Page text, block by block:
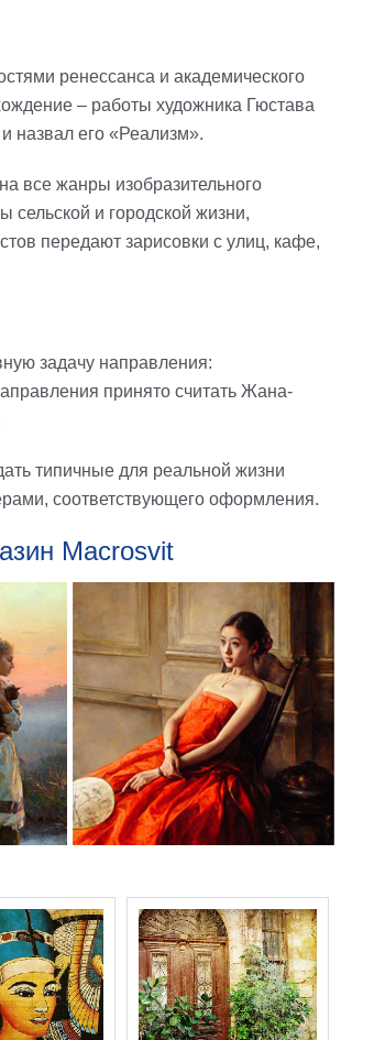
ренессанса и академического
– работы художника Гюстава
назвал его «Реализм».
все жанры изобразительного
сельской и городской жизни,
передают зарисовки с улиц, кафе,
задачу направления:
принято считать Жана-
типичные для реальной жизни
соответствующего оформления.
Macrosvit